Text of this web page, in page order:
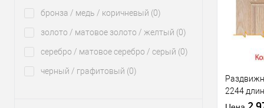
бронза / медь / коричневый (0)
золото / матовое золото / желтый (0)
серебро / матовое серебро / серый (0)
черный / графитовый (0)
раздвижной
системы
2244
весом до